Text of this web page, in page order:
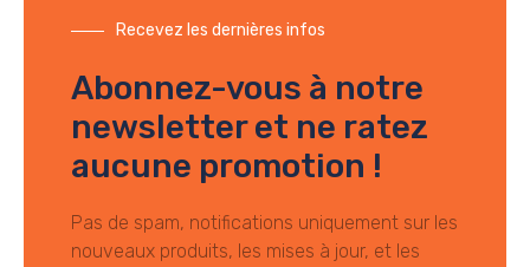
Recevez les dernières infos
Abonnez-vous à notre
newsletter et ne ratez
aucune promotion !
Pas de spam, notifications uniquement sur les
nouveaux produits, les mises à jour, et les